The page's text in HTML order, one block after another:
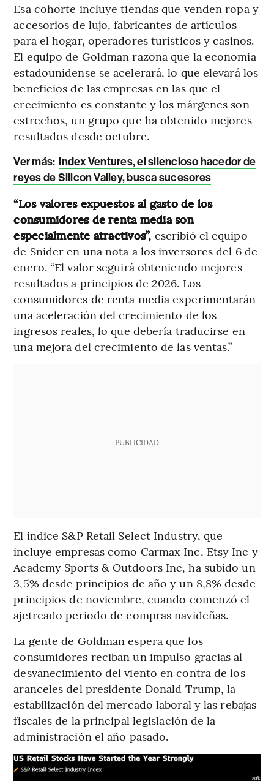
Esa cohorte incluye tiendas que venden ropa y
accesorios de lujo, fabricantes de artículos
para el hogar, operadores turísticos y casinos.
El equipo de Goldman razona que la economía
estadounidense se acelerará, lo que elevará los
beneficios de las empresas en las que el
crecimiento es constante y los márgenes son
estrechos, un grupo que ha obtenido mejores
resultados desde octubre.
Ver más: Index Ventures, el silencioso hacedor de
reyes de Silicon Valley, busca sucesores
“Los valores expuestos al gasto de los
consumidores de renta media son
especialmente atractivos”, escribió el equipo
de Snider en una nota a los inversores del 6 de
enero. “El valor seguirá obteniendo mejores
resultados a principios de 2026. Los
consumidores de renta media experimentarán
una aceleración del crecimiento de los
ingresos reales, lo que debería traducirse en
una mejora del crecimiento de las ventas.”
PUBLICIDAD
El índice S&P Retail Select Industry, que
incluye empresas como Carmax Inc, Etsy Inc y
Academy Sports & Outdoors Inc, ha subido un
3,5% desde principios de año y un 8,8% desde
principios de noviembre, cuando comenzó el
ajetreado periodo de compras navideñas.
La gente de Goldman espera que los
consumidores reciban un impulso gracias al
desvanecimiento del viento en contra de los
aranceles del presidente Donald Trump, la
estabilización del mercado laboral y las rebajas
fiscales de la principal legislación de la
administración el año pasado.